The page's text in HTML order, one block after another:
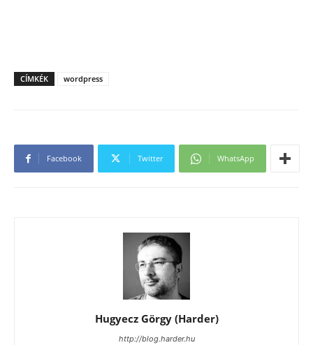
CÍMKÉK wordpress
Facebook Twitter WhatsApp
Hugyecz Görgy (Harder)
http://blog.harder.hu